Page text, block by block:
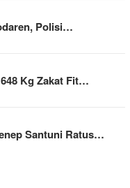
Polisi…
Kg Zakat Fit…
Santuni Ratus…